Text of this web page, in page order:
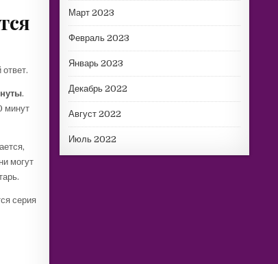
ответ.
.
минут
могут
серия
Март 2023
Февраль 2023
Январь 2023
Декабрь 2022
Август 2022
Июль 2022